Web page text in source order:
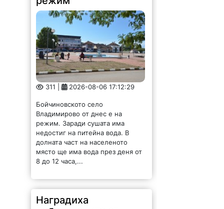
311 | 2026-08-06 17:12:29
Бойчиновското село
Владимирово от днес е на
режим. Заради сушата има
недостиг на питейна вода. В
долната част на населеното
място ще има вода през деня от
8 до 12 часа,...
Наградиха